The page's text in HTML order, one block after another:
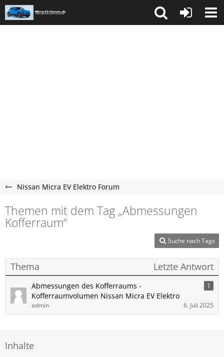
Nissan Micra EV Elektro Forum
Themen mit dem Tag „Abmessungen
Kofferraum“
Suche nach Tags
Thema Letzte Antwort
Abmessungen des Kofferraums -
Kofferraumvolumen Nissan Micra EV Elektro
1
admin 6. Juli 2025
Inhalte